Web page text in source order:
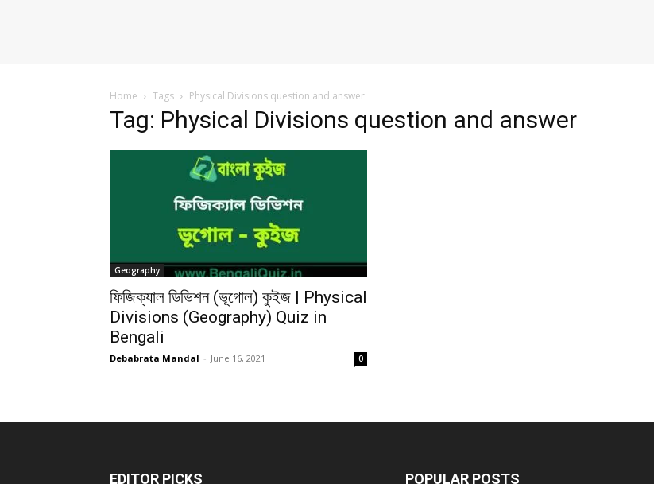
Home Tags Physical Divisions question and answer
Tag: Physical Divisions question and answer
Geography
ফিজিক্যাল ডিভিশন (ভূগোল) কুইজ | Physical
Divisions (Geography) Quiz in
Bengali
Debabrata Mandal - June 16, 2021 0
EDITOR PICKS POPULAR POSTS